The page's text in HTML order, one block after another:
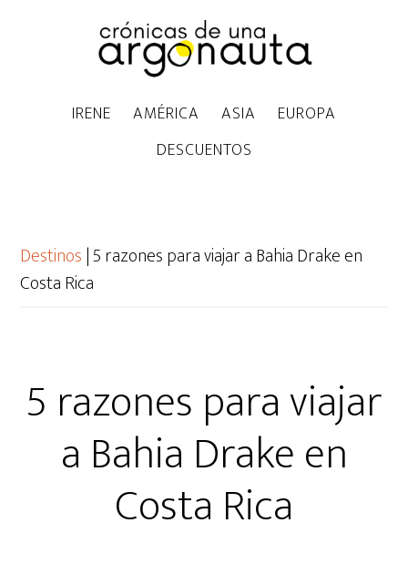
IRENE AMÉRICA ASIA
EUROPA
DESCUENTOS
Destinos|5 razones para viajar a Bahia Drake en
Costa Rica
5 razones para viajar
a Bahia Drake en
Costa Rica